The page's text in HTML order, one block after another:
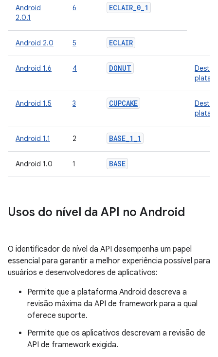
Android
2.0.1
6 ECLAIR_0_1
Android 2.0 5 ECLAIR
Android 1.6 4 DONUT
Android 1.5 3 CUPCAKE
Android 1.1 2 BASE_1_1
Android 1.0 1 BASE
Usos do nível da API no Android
O identificador de nível da API desempenha um papel
essencial para garantir a melhor experiência possível para
usuários e desenvolvedores de aplicativos:
Permite que a plataforma Android descreva a
revisão máxima da API de framework para a qual
oferece suporte.
Permite que os aplicativos descrevam a revisão de
API de framework exigida.